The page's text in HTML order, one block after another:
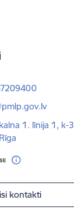
1. līnija 1, k-
kontakti